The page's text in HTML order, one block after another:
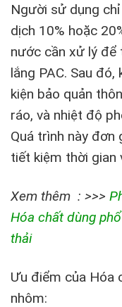
Người sử dụng
dịch 10% hoặc
nước cần xử lý
lắng PAC. Sau đó,
kiện bảo quản
ráo, và nhiệt độ
Quá trình này đơn
tiết kiệm thời gian
Xem thêm : >>>
Hóa chất dùng
thải
Ưu điểm của Hóa
nhôm: